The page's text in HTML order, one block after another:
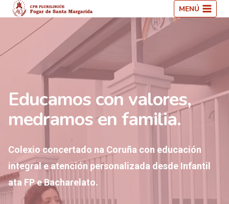
Saltar
ao
contido
MENÚ
Educamos con valores,
medramos en familia.
Colexio concertado na Coruña con educación
integral e atención personalizada desde Infantil
ata FP e Bacharelato.